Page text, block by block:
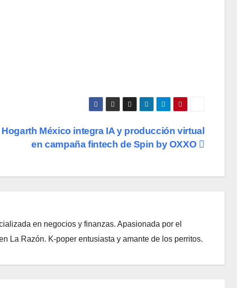
Hogarth México integra IA y producción virtual
en campaña fintech de Spin by OXXO
en negocios y finanzas. Apasionada por el
La Razón. K-poper entusiasta y amante de los perritos.